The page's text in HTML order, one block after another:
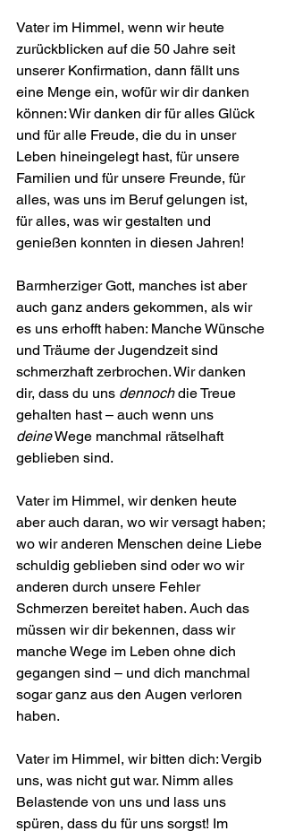
Vater im Himmel, wenn wir heute
zurückblicken auf die 50 Jahre seit
unserer Konfirmation, dann fällt uns
eine Menge ein, wofür wir dir danken
können: Wir danken dir für alles Glück
und für alle Freude, die du in unser
Leben hineingelegt hast, für unsere
Familien und für unsere Freunde, für
alles, was uns im Beruf gelungen ist,
für alles, was wir gestalten und
genießen konnten in diesen Jahren!
Barmherziger Gott, manches ist aber
auch ganz anders ge­kommen, als wir
es uns erhofft haben: Manche Wünsche
und Träume der Jugendzeit sind
schmerzhaft zerbrochen. Wir danken
dir, dass du uns dennoch die Treue
gehalten hast – auch wenn uns
deine Wege manchmal rätselhaft
geblieben sind.
Vater im Himmel, wir denken heute
aber auch daran, wo wir versagt haben;
wo wir anderen Menschen deine Liebe
schuldig geblieben sind oder wo wir
anderen durch unsere Fehler
Schmerzen bereitet haben. Auch das
müssen wir dir bekennen, dass wir
manche Wege im Leben ohne dich
gegangen sind – und dich manchmal
sogar ganz aus den Augen verloren
haben.
Vater im Himmel, wir bitten dich: Vergib
uns, was nicht gut war. Nimm alles
Belastende von uns und lass uns
spüren, dass du für uns sorgst! Im